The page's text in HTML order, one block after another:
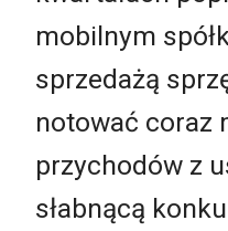
mobilnym
sprzedażą
notować coraz
przychodów z
słabnącą